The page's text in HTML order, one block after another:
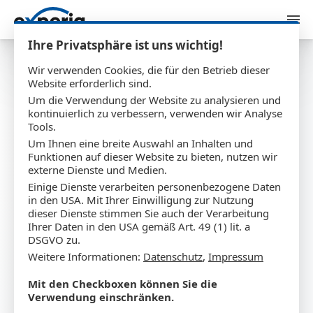
Zum Inhalt springen
WEBHOSTING
Schnell und
zuverlässig auf
deutschen Servern.
Ihre Daten sind nicht nur sicher, es
werden auch alle Bestimmungen nach
DSGVO eingehalten.
Ihre Privatsphäre ist uns wichtig!
Wir verwenden Cookies, die für den Betrieb dieser
Website erforderlich sind.
Um die Verwendung der Website zu analysieren und
kontinuierlich zu verbessern, verwenden wir Analyse
Tools.
Um Ihnen eine breite Auswahl an Inhalten und
Funktionen auf dieser Website zu bieten, nutzen wir
externe Dienste und Medien.
Einige Dienste verarbeiten personenbezogene Daten
in den USA. Mit Ihrer Einwilligung zur Nutzung
dieser Dienste stimmen Sie auch der Verarbeitung
Ihrer Daten in den USA gemäß Art. 49 (1) lit. a
DSGVO zu.
Weitere Informationen: Datenschutz, Impressum
Mit den Checkboxen können Sie die
Verwendung einschränken.